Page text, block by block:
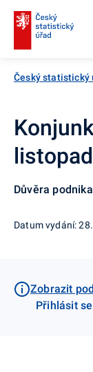
Český statistický
Důvěra
Datum vydání:
Zobrazit
Přihlásit